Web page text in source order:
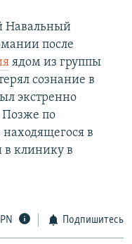
Навальный
после
ядом из группы
сознание в
экстренно
Позже по
в
в клинику в
Подпишитесь